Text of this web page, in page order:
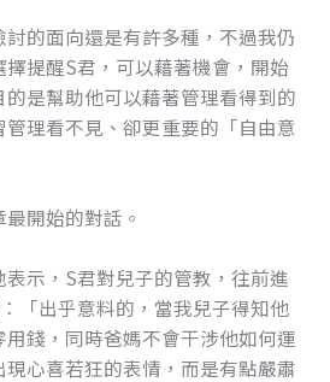
的面向還是有許多種，不過我仍
提醒S君，可以藉著機會，開始
是幫助他可以藉著管理看得到的
管理看不見、卻更重要的「自由意
開始的對話。
示，S君對兒子的管教，往前進
「出乎意料的，當我兒子得知他
錢，同時爸媽不會干涉他如何運
心喜若狂的表情，而是有點嚴肅